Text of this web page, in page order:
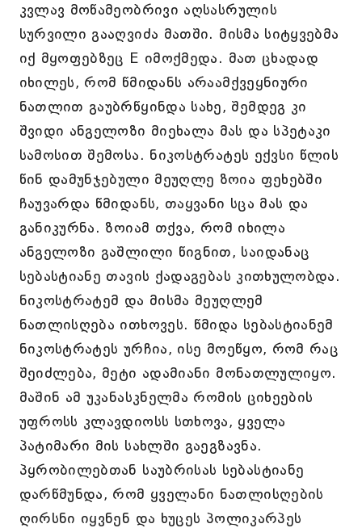
კვლავ მოწამეობრივი აღსასრულის
სურვილი გააღვიძა მათში. მისმა სიტყვებმა
იქ მყოფებზეც E იმოქმედა. მათ ცხადად
იხილეს, რომ წმიდანს არაამქვეყნიური
ნათლით გაუბრწყინდა სახე, შემდეგ კი
შვიდი ანგელოზი მიეხალა მას და სპეტაკი
სამოსით შემოსა. ნიკოსტრატეს ექვსი წლის
წინ დამუნჯებული მეუღლე ზოია ფეხებში
ჩაუვარდა წმიდანს, თაყვანი სცა მას და
განიკურნა. ზოიამ თქვა, რომ იხილა
ანგელოზი გაშლილი წიგნით, საიდანაც
სებასტიანე თავის ქადაგებას კითხულობდა.
ნიკოსტრატემ და მისმა მეუღლემ
ნათლისღება ითხოვეს. წმიდა სებასტიანემ
ნიკოსტრატეს ურჩია, ისე მოეწყო, რომ რაც
შეიძლება, მეტი ადამიანი მონათლულიყო.
მაშინ ამ უკანასკნელმა რომის ციხეების
უფროსს კლავდიოსს სთხოვა, ყველა
პატიმარი მის სახლში გაეგზავნა.
პყრობილებთან საუბრისას სებასტიანე
დარწმუნდა, რომ ყველანი ნათლისღების
ღირსნი იყვნენ და ხუცეს პოლიკარპეს